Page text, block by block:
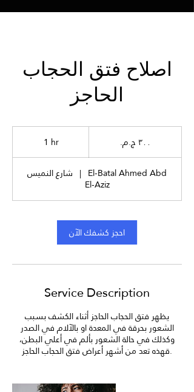
اصلاح فتق الحجاب
الحاجز
1 hr1
h
شارع النميس | El-Batal Ahmed Abd
El-Aziz
احجز كشفك الآن
Service Description
يظهر فتق الحجاب الحاجز أثناء الكشف بسبب
الشعور بحرقة في المعدة او بالآلام في الصدر
وكذلك في حالة الشعور بألم في أعلي البطن،
قهذه تعد من أشهر أعراض فتق الحجاب الحاجز.